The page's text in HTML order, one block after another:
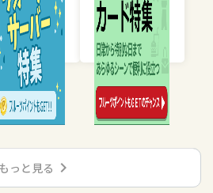
もっと見る chevron_right